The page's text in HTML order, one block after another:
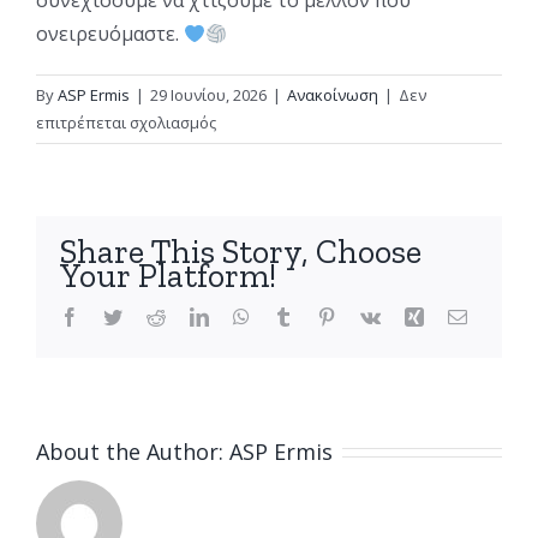
ονειρευόμαστε.
ByASP Ermis | 29 Ιουνίου, 2026 | Ανακοίνωση | Δεν
επιτρέπεται σχολιασμόςστο
Ευχαριστούμε
της
ομαδας
Share This Story, Choose
Your Platform!
Facebook
TwitterRedditLinkedInWhatsApp
Tumblr Pinterest
Vk Xing Email
About the Author: ASP Ermis